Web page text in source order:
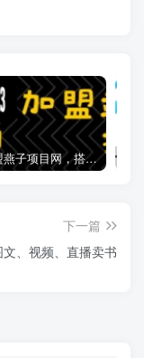
加盟燕子项目网，搭建同款项目资源站，实现日入2000+
下一篇
、视频、直播卖书